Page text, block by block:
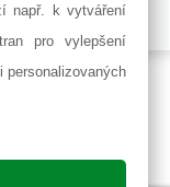
např. k vytváření
pro vylepšení
personalizovaných